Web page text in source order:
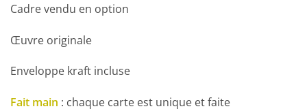
Cadre vendu en option
Œuvre originale
Enveloppe kraft incluse
Fait main : chaque carte est unique et faite